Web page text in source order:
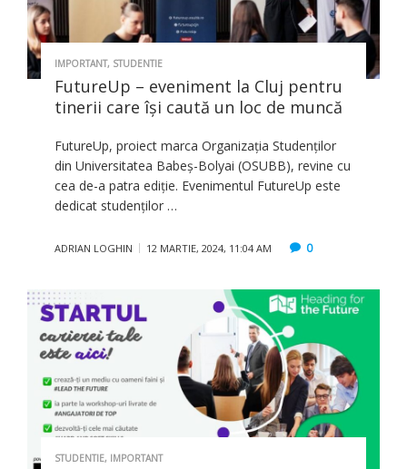
IMPORTANT, STUDENTIE
FutureUp – eveniment la Cluj pentru
tinerii care îşi caută un loc de muncă
FutureUp, proiect marca Organizația Studenților
din Universitatea Babeș-Bolyai (OSUBB), revine cu
cea de-a patra ediție. Evenimentul FutureUp este
dedicat studenților …
ADRIAN LOGHIN 12 MARTIE, 2024, 11:04 AM 0
STUDENTIE, IMPORTANT